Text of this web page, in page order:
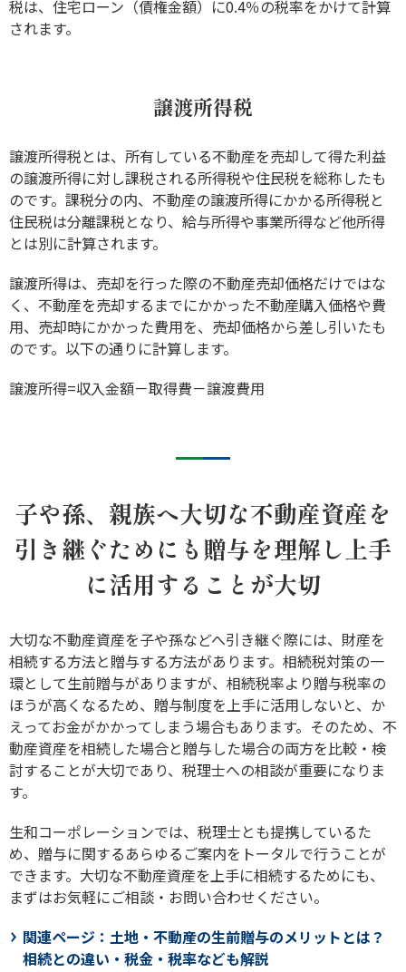
税は、住宅ローン（債権金額）に0.4％の税率をかけて計算
されます。
譲渡所得税
譲渡所得税とは、所有している不動産を売却して得た利益
の譲渡所得に対し課税される所得税や住民税を総称したも
のです。課税分の内、不動産の譲渡所得にかかる所得税と
住民税は分離課税となり、給与所得や事業所得など他所得
とは別に計算されます。
譲渡所得は、売却を行った際の不動産売却価格だけではな
く、不動産を売却するまでにかかった不動産購入価格や費
用、売却時にかかった費用を、売却価格から差し引いたも
のです。以下の通りに計算します。
譲渡所得=収入金額－取得費－譲渡費用
子や孫、親族へ大切な不動産資産を
引き継ぐためにも贈与を理解し上手
に活用することが大切
大切な不動産資産を子や孫などへ引き継ぐ際には、財産を
相続する方法と贈与する方法があります。相続税対策の一
環として生前贈与がありますが、相続税率より贈与税率の
ほうが高くなるため、贈与制度を上手に活用しないと、か
えってお金がかかってしまう場合もあります。そのため、不
動産資産を相続した場合と贈与した場合の両方を比較・検
討することが大切であり、税理士への相談が重要になりま
す。
生和コーポレーションでは、税理士とも提携しているた
め、贈与に関するあらゆるご案内をトータルで行うことが
できます。大切な不動産資産を上手に相続するためにも、
まずはお気軽にご相談・お問い合わせください。
関連ページ： 土地・不動産の生前贈与のメリットとは？
相続との違い・税金・税率なども解説